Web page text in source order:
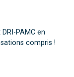
PAMC en
compris !